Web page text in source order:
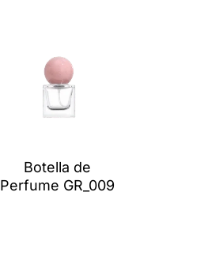
Botella de
Perfume GR_009